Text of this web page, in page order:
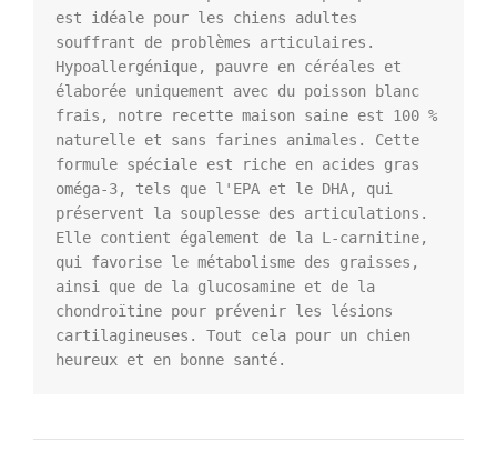
est idéale pour les chiens adultes
souffrant de problèmes articulaires.
Hypoallergénique, pauvre en céréales et
élaborée uniquement avec du poisson blanc
frais, notre recette maison saine est 100 %
naturelle et sans farines animales. Cette
formule spéciale est riche en acides gras
oméga-3, tels que l'EPA et le DHA, qui
préservent la souplesse des articulations.
Elle contient également de la L-carnitine,
qui favorise le métabolisme des graisses,
ainsi que de la glucosamine et de la
chondroïtine pour prévenir les lésions
cartilagineuses. Tout cela pour un chien
heureux et en bonne santé.